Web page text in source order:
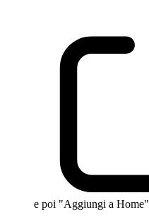
e poi "Aggiungi a Home"